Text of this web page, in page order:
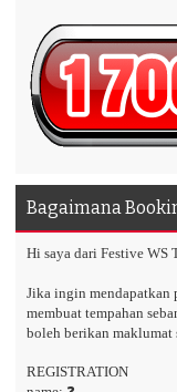
Bagaimana
Hi saya dari Festive WS
Jika ingin mendapatkan
membuat tempahan
boleh berikan maklumat
REGISTRATION